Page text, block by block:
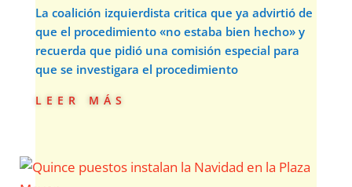
La coalición izquierdista critica que ya advirtió de
que el procedimiento «no estaba bien hecho» y
recuerda que pidió una comisión especial para
que se investigara el procedimiento
leer más